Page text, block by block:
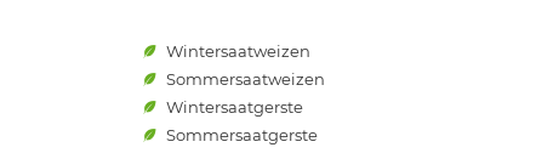
Wintersaatweizen
Sommersaatweizen
Wintersaatgerste
Sommersaatgerste